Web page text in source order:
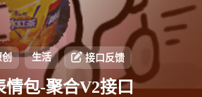
创 生活 接口反馈
情包-聚合V2接口